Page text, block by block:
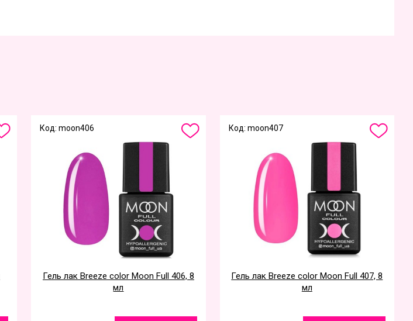
Код: moon406
Гель лак Breeze color Moon Full 406, 8
мл
Код: moon407
Гель лак Breeze color Moon Full 407, 8
мл